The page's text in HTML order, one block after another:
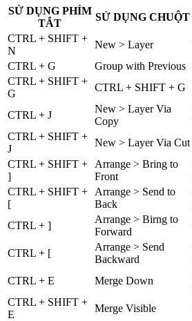
SỬ DỤNG PHÍM
TẮT
SỬ DỤNG CHUỘT
CTRL + SHIFT +
N
New > Layer
CTRL + G
Group with Previous
CTRL + SHIFT +
G
CTRL + SHIFT + G
CTRL + J
New > Layer Via
Copy
CTRL + SHIFT +
J
New > Layer Via Cut
CTRL + SHIFT +
]
Arrange > Bring to
Front
CTRL + SHIFT +
[
Arrange > Send to
Back
CTRL + ]
Arrange > Birng to
Forward
CTRL + [
Arrange > Send
Backward
CTRL + E
Merge Down
CTRL + SHIFT +
E
Merge Visible